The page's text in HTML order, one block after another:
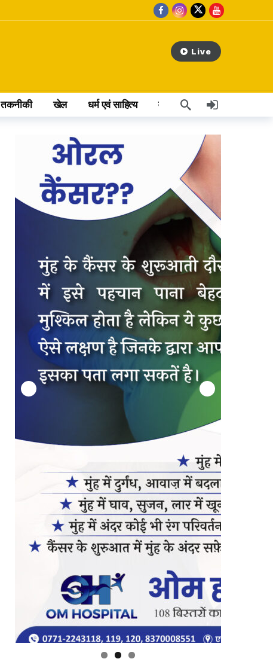
Live
तकनीकी खेल धर्म एवं साहित्य वेब स्टोरी अन्य खबर